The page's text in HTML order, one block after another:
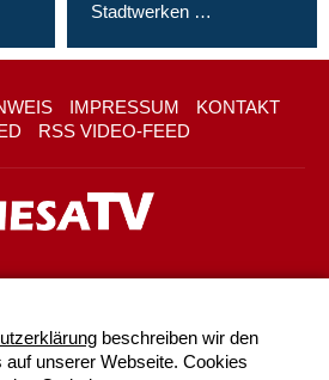
Stadtwerken …
IMPRESSUM
KONTAKT
RSS VIDEO-FEED
beschreiben wir den
unserer Webseite. Cookies